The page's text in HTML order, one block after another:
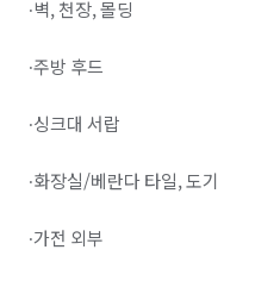
∙벽, 천장, 몰딩
∙주방 후드
∙싱크대 서랍
∙화장실/베란다 타일, 도기
∙가전 외부